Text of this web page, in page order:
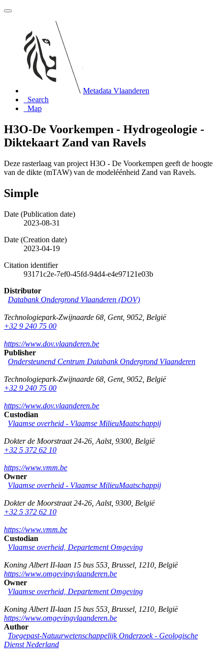
Metadata Vlaanderen
Search
Map
H3O-De Voorkempen - Hydrogeologie -
Diktekaart Zand van Ravels
Deze rasterlaag van project H3O - De Voorkempen geeft de hoogte
van de dikte (mTAW) van de modeléénheid Zand van Ravels.
Simple
Date (Publication date)
2023-08-31
Date (Creation date)
2023-04-19
Citation identifier
93171c2e-7ef0-45fd-94d4-e4e97121e03b
Distributor
Databank Ondergrond Vlaanderen (DOV)
Technologiepark-Zwijnaarde 68 Gent, 9052 België
+32 9 240 75 00
https://www.dov.vlaanderen.be
Publisher
Ondersteunend Centrum Databank Ondergrond Vlaanderen
Technologiepark-Zwijnaarde 68 Gent, 9052 België
+32 9 240 75 00
https://www.dov.vlaanderen.be
Custodian
Vlaamse overheid - Vlaamse MilieuMaatschappij
Dokter de Moorstraat 24-26 Aalst, 9300 België
+32 5 372 62 10
https://www.vmm.be
Owner
Vlaamse overheid - Vlaamse MilieuMaatschappij
Dokter de Moorstraat 24-26 Aalst, 9300 België
+32 5 372 62 10
https://www.vmm.be
Custodian
Vlaamse overheid, Departement Omgeving
Koning Albert II-laan 15 bus 553 Brussel 1210 België
https://www.omgevingvlaanderen.be
Owner
Vlaamse overheid, Departement Omgeving
Koning Albert II-laan 15 bus 553 Brussel 1210 België
https://www.omgevingvlaanderen.be
Author
Toegepast-Natuurwetenschappelijk Onderzoek - Geologische
Dienst Nederland